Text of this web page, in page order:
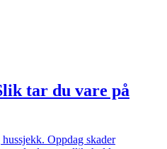
tar du vare på
Oppdag skader